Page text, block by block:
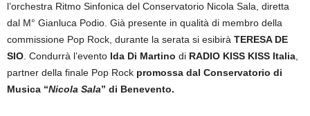
l’orchestra Ritmo Sinfonica del Conservatorio Nicola Sala, diretta
dal M° Gianluca Podio. Già presente in qualità di membro della
commissione Pop Rock, durante la serata si esibirà TERESA DE
SIO . Condurrà l’evento Ida Di Martino di RADIO KISS KISS Italia
partner della finale Pop Rock promossa dal Conservatorio di
Musica “Nicola Sala” di Benevento.